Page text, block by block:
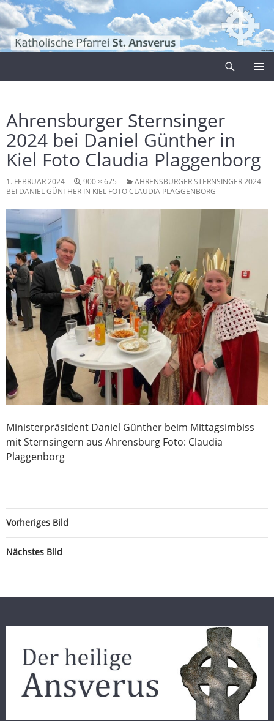
Zum
Inhalt
springen
Ahrensburger Sternsinger
2024 bei Daniel Günther in
Kiel Foto Claudia Plaggenborg
1. FEBRUAR 2024 900 × 675
AHRENSBURGER STERNSINGER 2024
BEI DANIEL GÜNTHER IN KIEL FOTO CLAUDIA PLAGGENBORG
Ministerpräsident Daniel Günther beim Mittagsimbiss
mit Sternsingern aus Ahrensburg Foto: Claudia
Plaggenborg
Vorheriges Bild
Nächstes Bild